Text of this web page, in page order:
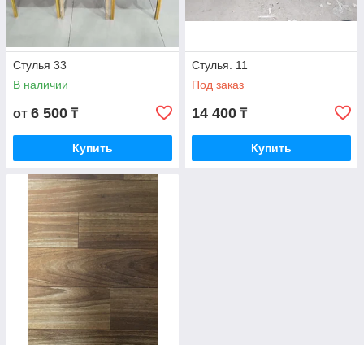
Стулья 33
В наличии
от 6 500 ₸
Купить
Стулья. 11
Под заказ
14 400 ₸
Купить